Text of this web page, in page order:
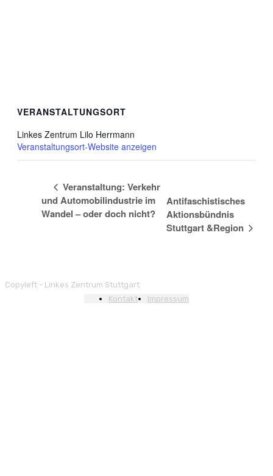
VERANSTALTUNGSORT
Linkes Zentrum Lilo Herrmann
Veranstaltungsort-Website anzeigen
Veranstaltung: Verkehr
und Automobilindustrie im
Wandel – oder doch nicht?
Antifaschistisches
Aktionsbündnis
Stuttgart &Region
Copyleft - Linkes Zentrum Stuttgart
Kontakt
Impressum